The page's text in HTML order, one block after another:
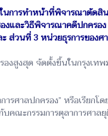
การทำหน้าที่พิจารณาตัด
ละวิธีพิจารณาคดีปกครอ
ส่วนที่ 3 หน่วยธุรการของศ
งสูงสุด จัดตั้งขึ้นในกรุงเ
รศาลปกครอง” หรือเรียก
ณะกรรมการตุลาการศา